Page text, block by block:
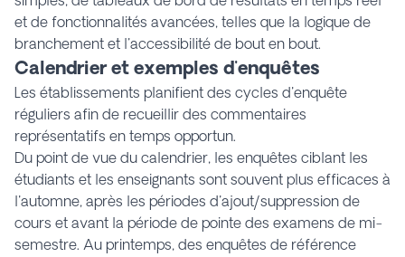
et de fonctionnalités avancées, telles que la logique de
branchement et l'accessibilité de bout en bout.
Calendrier et exemples d'enquêtes
Les établissements planifient des cycles d'enquête
réguliers afin de recueillir des commentaires
représentatifs en temps opportun.
Du point de vue du calendrier, les enquêtes ciblant les
étudiants et les enseignants sont souvent plus efficaces à
l'automne, après les périodes d'ajout/suppression de
cours et avant la période de pointe des examens de mi-
semestre. Au printemps, des enquêtes de référence